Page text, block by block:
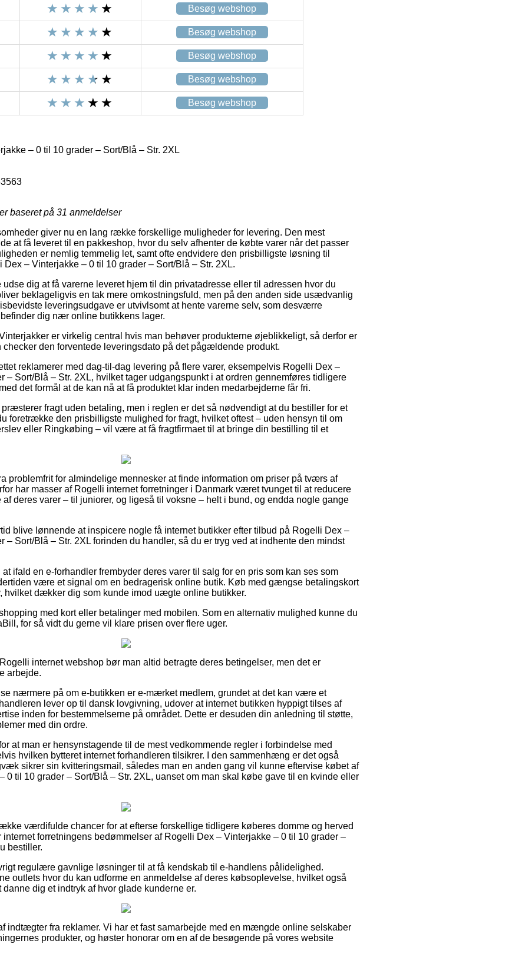
Besøg webshop
Besøg webshop
Besøg webshop
Besøg webshop
Besøg webshop
– 0 til 10 grader – Sort/Blå – Str. 2XL
baseret på 31 anmeldelser
giver nu en lang række forskellige muligheder for levering. Den mest
at få leveret til en pakkeshop, hvor du selv afhenter de købte varer når det passer
er nemlig temmelig let, samt ofte endvidere den prisbilligste løsning til
Dex – Vinterjakke – 0 til 10 grader – Sort/Blå – Str. 2XL.
udse dig at få varerne leveret hjem til din privatadresse eller til adressen hvor du
beklageligvis en tak mere omkostningsfuld, men på den anden side usædvanlig
leveringsudgave er utvivlsomt at hente varerne selv, som desværre
dig nær online butikkens lager.
er virkelig central hvis man behøver produkterne øjeblikkeligt, så derfor er
checker den forventede leveringsdato på det pågældende produkt.
reklamerer med dag-til-dag levering på flere varer, eksempelvis Rogelli Dex –
– Sort/Blå – Str. 2XL, hvilket tager udgangspunkt i at ordren gennemføres tidligere
det formål at de kan nå at få produktet klar inden medarbejderne får fri.
præsterer fragt uden betaling, men i reglen er det så nødvendigt at du bestiller for et
foretrække den prisbilligste mulighed for fragt, hvilket oftest – uden hensyn til om
eller Ringkøbing – vil være at få fragtfirmaet til at bringe din bestilling til et
problemfrit for almindelige mennesker at finde information om priser på tværs af
har masser af Rogelli internet forretninger i Danmark været tvunget til at reducere
deres varer – til juniorer, og ligeså til voksne – helt i bund, og endda nogle gange
blive lønnende at inspicere nogle få internet butikker efter tilbud på Rogelli Dex –
– Sort/Blå – Str. 2XL forinden du handler, så du er tryg ved at indhente den mindst
ifald en e-forhandler frembyder deres varer til salg for en pris som kan ses som
være et signal om en bedragerisk online butik. Køb med gængse betalingskort
hvilket dækker dig som kunde imod uægte online butikker.
med kort eller betalinger med mobilen. Som en alternativ mulighed kunne du
for så vidt du gerne vil klare prisen over flere uger.
internet webshop bør man altid betragte deres betingelser, men det er
arbejde.
nærmere på om e-butikken er e-mærket medlem, grundet at det kan være et
lever op til dansk lovgivning, udover at internet butikken hyppigt tilses af
inden for bestemmelserne på området. Dette er desuden din anledning til støtte,
med din ordre.
at man er hensynstagende til de mest vedkommende regler i forbindelse med
hvilken bytteret internet forhandleren tilsikrer. I den sammenhæng er det også
sikrer sin kvitteringsmail, således man en anden gang vil kunne eftervise købet af
0 til 10 grader – Sort/Blå – Str. 2XL, uanset om man skal købe gave til en kvinde eller
værdifulde chancer for at efterse forskellige tidligere køberes domme og herved
internet forretningens bedømmelser af Rogelli Dex – Vinterjakke – 0 til 10 grader –
bestiller.
regulære gavnlige løsninger til at få kendskab til e-handlens pålidelighed.
outlets hvor du kan udforme en anmeldelse af deres købsoplevelse, hvilket også
danne dig et indtryk af hvor glade kunderne er.
indtægter fra reklamer. Vi har et fast samarbejde med en mængde online selskaber
produkter, og høster honorar om en af de besøgende på vores website